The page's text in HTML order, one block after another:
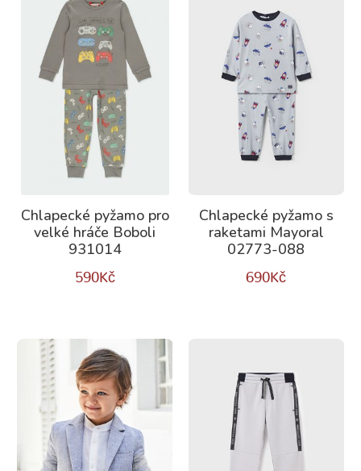
Chlapecké pyžamo pro
velké hráče Boboli
931014
590Kč
Chlapecké pyžamo s
raketami Mayoral
02773-088
690Kč